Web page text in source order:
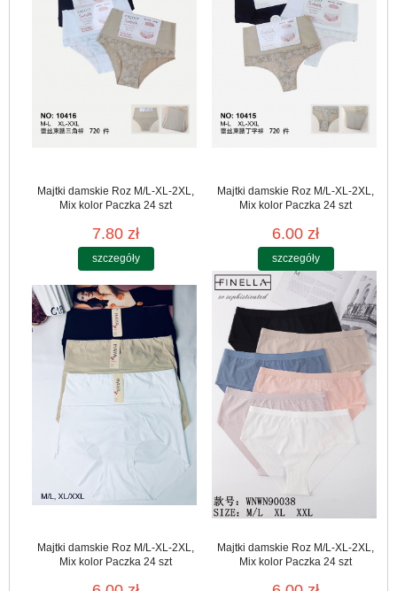
Majtki damskie Roz M/L-XL-2XL,
Mix kolor Paczka 24 szt
7.80 zł
szczegóły
Majtki damskie Roz M/L-XL-2XL,
Mix kolor Paczka 24 szt
6.00 zł
szczegóły
Majtki damskie Roz M/L-XL-2XL,
Mix kolor Paczka 24 szt
Majtki damskie Roz M/L-XL-2XL,
Mix kolor Paczka 24 szt